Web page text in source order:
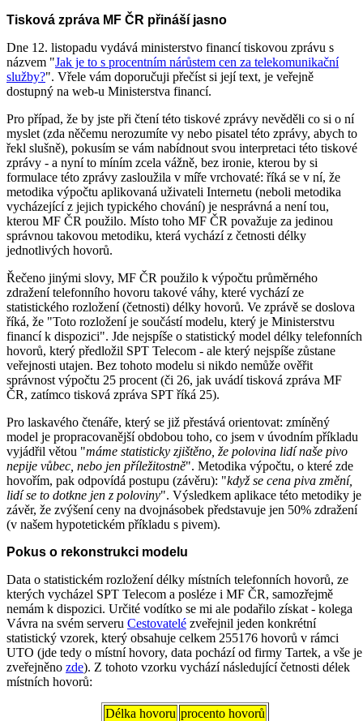
Tisková zpráva MF ČR přináší jasno
Dne 12. listopadu vydává ministerstvo financí tiskovou zprávu s
názvem "Jak je to s procentním nárůstem cen za telekomunikační
služby?". Vřele vám doporučuji přečíst si její text, je veřejně
dostupný na web-u Ministerstva financí.
Pro případ, že by jste při čtení této tiskové zprávy nevěděli co si o ní
myslet (zda něčemu nerozumíte vy nebo pisatel této zprávy, abych to
řekl slušně), pokusím se vám nabídnout svou interpretaci této tiskové
zprávy - a nyní to míním zcela vážně, bez ironie, kterou by si
formulace této zprávy zasloužila v míře vrchovaté: říká se v ní, že
metodika výpočtu aplikovaná uživateli Internetu (neboli metodika
vycházející z jejich typického chování) je nesprávná a není tou,
kterou MF ČR použilo. Místo toho MF ČR považuje za jedinou
správnou takovou metodiku, která vychází z četnosti délky
jednotlivých hovorů.
Řečeno jinými slovy, MF ČR použilo k výpočtu průměrného
zdražení telefonního hovoru takové váhy, které vychází ze
statistického rozložení (četnosti) délky hovorů. Ve zprávě se doslova
říká, že "Toto rozložení je součástí modelu, který je Ministerstvu
financí k dispozici". Jde nejspíše o statistický model délky telefonních
hovorů, který předložil SPT Telecom - ale který nejspíše zůstane
veřejnosti utajen. Bez tohoto modelu si nikdo nemůže ověřit
správnost výpočtu 25 procent (či 26, jak uvádí tisková zpráva MF
ČR, zatímco tisková zpráva SPT říká 25).
Pro laskavého čtenáře, který se již přestává orientovat: zmíněný
model je propracovanější obdobou toho, co jsem v úvodním příkladu
vyjádřil větou "máme statisticky zjištěno, že polovina lidí naše pivo
nepije vůbec, nebo jen příležitostně". Metodika výpočtu, o které zde
hovořím, pak odpovídá postupu (závěru): "když se cena piva změní,
lidí se to dotkne jen z poloviny". Výsledkem aplikace této metodiky je
závěr, že zvýšení ceny na dvojnásobek představuje jen 50% zdražení
(v našem hypotetickém příkladu s pivem).
Pokus o rekonstrukci modelu
Data o statistickém rozložení délky místních telefonních hovorů, ze
kterých vycházel SPT Telecom a posléze i MF ČR, samozřejmě
nemám k dispozici. Určité vodítko se mi ale podařilo získat - kolega
Vávra na svém serveru Cestovatelé zveřejnil jeden konkrétní
statistický vzorek, který obsahuje celkem 255176 hovorů v rámci
UTO (jde tedy o místní hovory, data pochází od firmy Tartek, a vše je
zveřejněno zde). Z tohoto vzorku vychází následující četnosti délek
místních hovorů:
Délka hovoru procento hovorů